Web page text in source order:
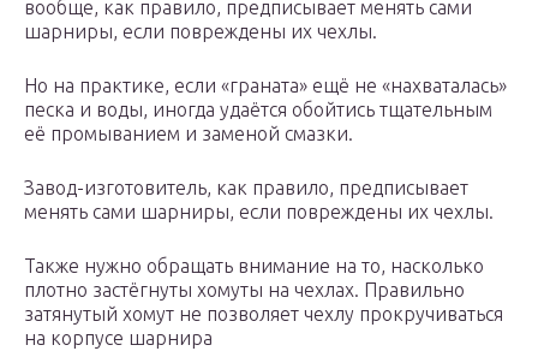
вообще, как правило, предписывает менять сами
шарниры, если повреждены их чехлы.
Но на практике, если «граната» ещё не «нахваталась»
песка и воды, иногда удаётся обойтись тщательным
её промыванием и заменой смазки.
Завод-изготовитель, как правило, предписывает
менять сами шарниры, если повреждены их чехлы.
Также нужно обращать внимание на то, насколько
плотно застёгнуты хомуты на чехлах. Правильно
затянутый хомут не позволяет чехлу прокручиваться
на корпусе шарнира